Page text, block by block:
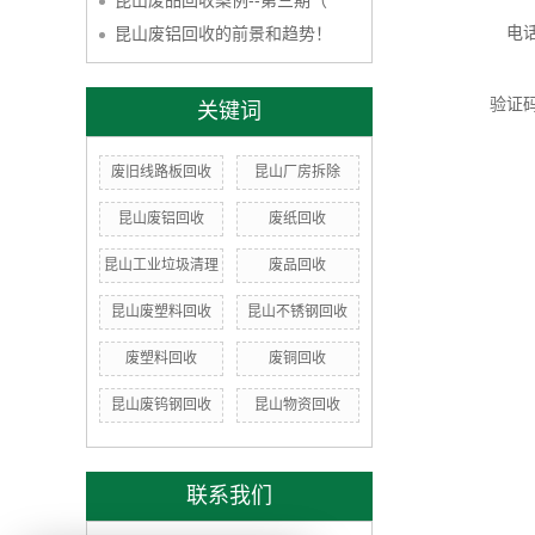
昆山废铝回收的前景和趋势！
关键词
废旧线路板回收 昆山厂房拆除
昆山废铝回收 废纸回收
昆山工业垃圾清理 废品回收
昆山废塑料回收 昆山不锈钢回收
废塑料回收 废铜回收
昆山废钨钢回收 昆山物资回收
联系我们
电
验证